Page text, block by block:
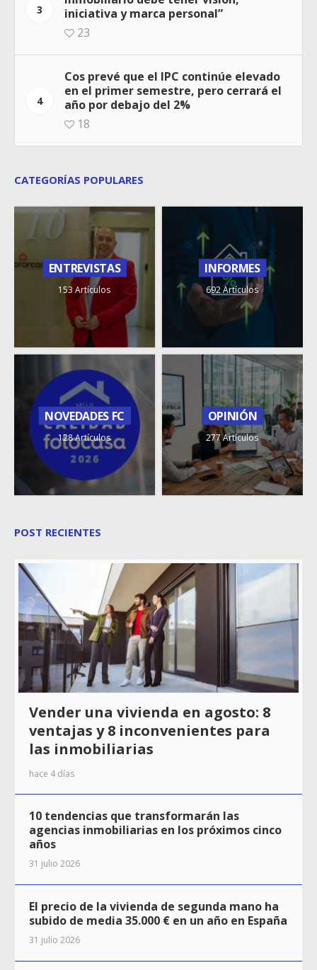
3
iniciativa y marca personal”
23
4
Cos prevé que el IPC continúe elevado
en el primer semestre, pero cerrará el
año por debajo del 2%
18
CATEGORÍAS POPULARES
ENTREVISTAS
153 Artículos
INFORMES
692 Artículos
NOVEDADES FC
128 Artículos
OPINIÓN
277 Artículos
POST RECIENTES
Vender una vivienda en agosto: 8
ventajas y 8 inconvenientes para
las inmobiliarias
hace 4 días
10 tendencias que transformarán las
agencias inmobiliarias en los próximos cinco
años
31 julio 2026
El precio de la vivienda de segunda mano ha
subido de media 35.000 € en un año en España
31 julio 2026